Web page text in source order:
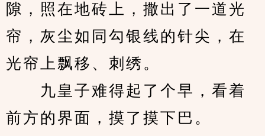
隙，照在地砖上，撒出了一道光
帘，灰尘如同勾银线的针尖，在
光帘上飘移、刺绣。
九皇子难得起了个早，看着
前方的界面，摸了摸下巴。